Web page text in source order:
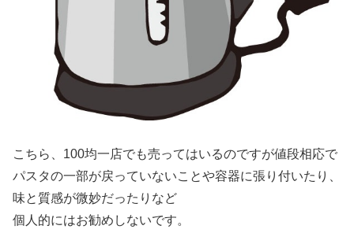
こちら、100均一店でも売ってはいるのですが値段相応で
パスタの一部が戻っていないことや容器に張り付いたり、
味と質感が微妙だったりなど
個人的にはお勧めしないです。